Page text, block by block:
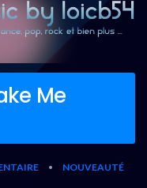
Me
•
NOUVEAUTÉ